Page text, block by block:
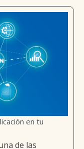
en tu
de las